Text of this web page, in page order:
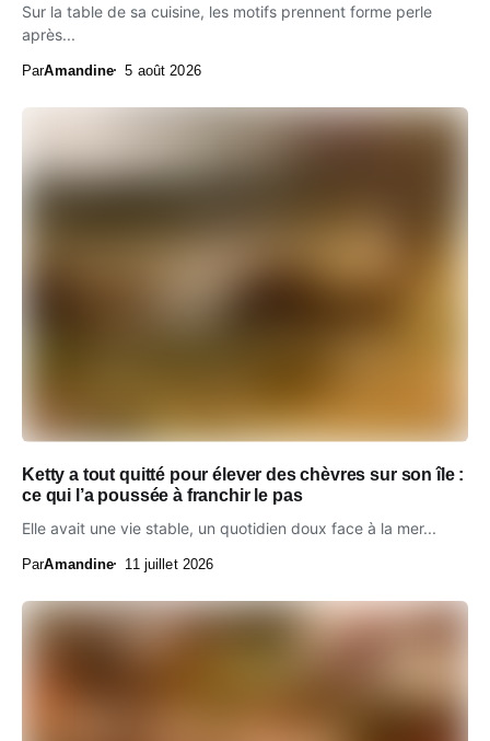
Sur la table de sa cuisine, les motifs prennent forme perle
après...
ParAmandine 5 août 2026
Ketty a tout quitté pour élever des chèvres sur son île :
ce qui l’a poussée à franchir le pas
Elle avait une vie stable, un quotidien doux face à la mer...
ParAmandine 11 juillet 2026